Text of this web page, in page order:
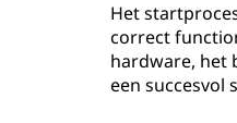
Het
correct
hardware, het
een succesvol